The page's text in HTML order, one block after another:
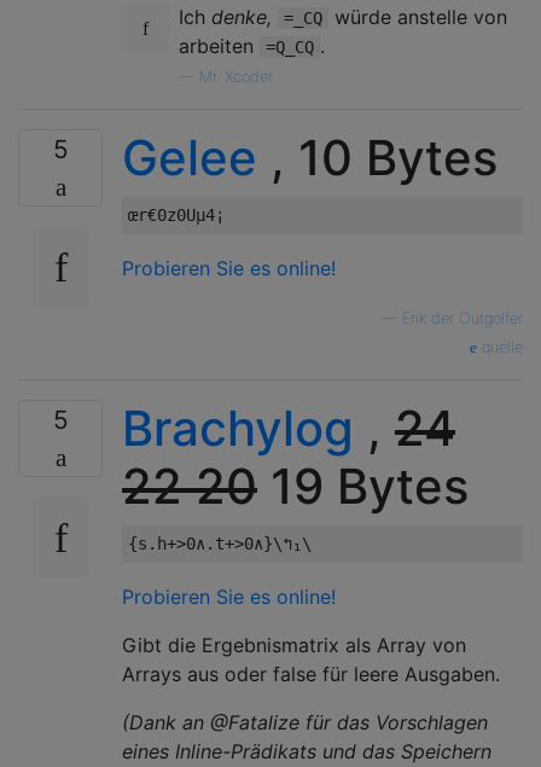
Ich denke, =_CQ
würde anstelle von
arbeiten
=Q_CQ .
Mr. Xcoder
5 Gelee , 10 Bytes
Probieren Sie es online!
Erik der Outgolfer
quelle
5 Brachylog , 24
2220 19 Bytes
Probieren Sie es online!
Gibt die Ergebnismatrix als Array von
Arrays aus oder false für leere Ausgaben.
(Dank an @Fatalize für das Vorschlagen
eines Inline-Prädikats und das Speichern